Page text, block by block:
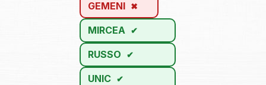
GEMENI
MIRCEA
RUSSO
UNIC